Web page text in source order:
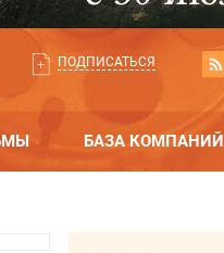
ПОДПИСАТЬСЯ
БАЗА КОМПАНИЙ